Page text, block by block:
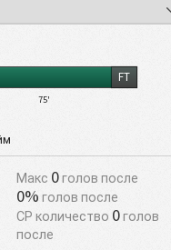
75'
FT
Макс 0голов после
0% голов после
СР количество 0голов
после